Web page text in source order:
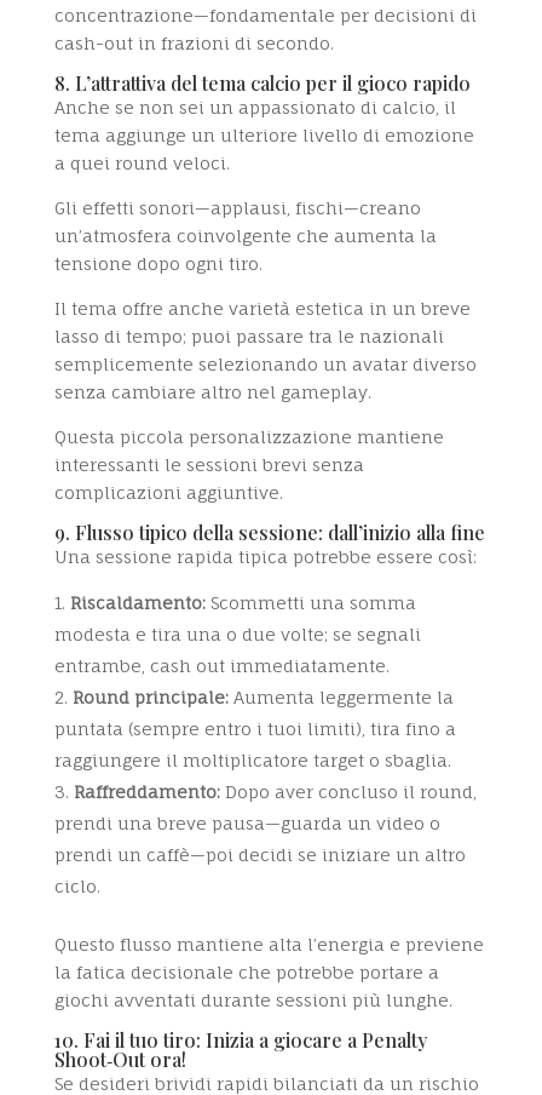
concentrazione—fondamentale per decisioni di
cash-out in frazioni di secondo.
8. L’attrattiva del tema calcio per il gioco rapido
Anche se non sei un appassionato di calcio, il
tema aggiunge un ulteriore livello di emozione
a quei round veloci.
Gli effetti sonori—applausi, fischi—creano
un’atmosfera coinvolgente che aumenta la
tensione dopo ogni tiro.
Il tema offre anche varietà estetica in un breve
lasso di tempo; puoi passare tra le nazionali
semplicemente selezionando un avatar diverso
senza cambiare altro nel gameplay.
Questa piccola personalizzazione mantiene
interessanti le sessioni brevi senza
complicazioni aggiuntive.
9. Flusso tipico della sessione: dall’inizio alla fine
Una sessione rapida tipica potrebbe essere così:
Riscaldamento:Scommetti una somma
modesta e tira una o due volte; se segnali
entrambe, cash out immediatamente.
Round principale:Aumenta leggermente la
puntata (sempre entro i tuoi limiti), tira fino a
raggiungere il moltiplicatore target o sbaglia.
Raffreddamento:Dopo aver concluso il round,
prendi una breve pausa—guarda un video o
prendi un caffè—poi decidi se iniziare un altro
ciclo.
Questo flusso mantiene alta l’energia e previene
la fatica decisionale che potrebbe portare a
giochi avventati durante sessioni più lunghe.
10. Fai il tuo tiro: Inizia a giocare a Penalty
Shoot‑Out ora!
Se desideri brividi rapidi bilanciati da un rischio